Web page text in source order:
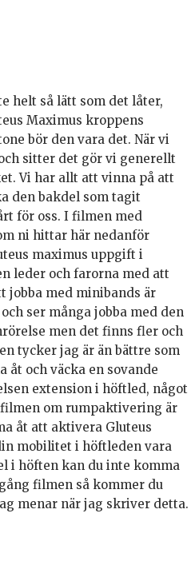
helt så lätt som det låter,
Maximus kroppens
bör den vara det. När vi
sitter det gör vi generellt
Vi har allt att vinna på att
den bakdel som tagit
för oss. I filmen med
ni hittar här nedanför
maximus uppgift i
leder och farorna med att
jobba med minibands är
ser många jobba med den
men det finns fler och
tycker jag är än bättre som
och väcka en sovande
extension i höftled, något
om rumpaktivering är
åt att aktivera Gluteus
mobilitet i höftleden vara
i höften kan du inte komma
filmen så kommer du
menar när jag skriver detta.